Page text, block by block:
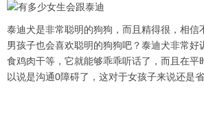
泰迪犬是非常聪明的狗狗，而且精得很，相信
男孩子也会喜欢聪明的狗狗吧？泰迪犬非常好
食鸡肉干等，它就能够乖乖听话了，而且在平
以说是沟通0障碍了，这对于女孩子来说还是省